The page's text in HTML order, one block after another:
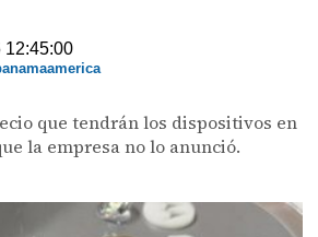
12:45:00
que tendrán los dispositivos en
la empresa no lo anunció.